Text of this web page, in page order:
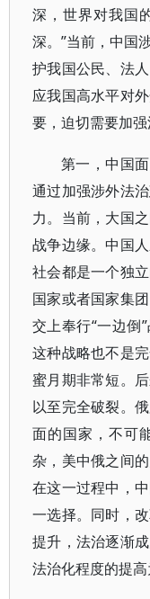
深，世界对我国
深。”当前，中国
护我国公民、法
应我国高水平对
要，迫切需要加强
第一，中国
通过加强涉外法
力。当前，大国
战争边缘。中国
社会都是一个独
国家或者国家集
交上奉行“一边倒
这种战略也不是
蜜月期非常短。
以至完全破裂。
面的国家，不可
杂，美中俄之间
在这一过程中，
一选择。同时，
提升，法治逐渐
法治化程度的提高